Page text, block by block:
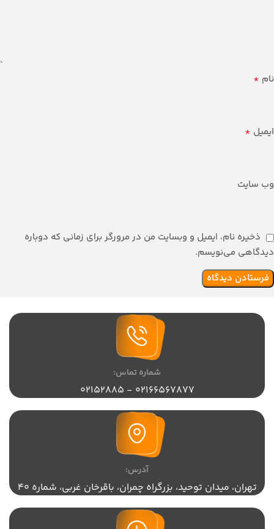
نام *
ایمیل *
وب‌ سایت
ذخیره نام، ایمیل و وبسایت من در مرورگر برای زمانی که دوباره
دیدگاهی می‌نویسم.
شماره تماس:
02166567877 - 02152885
آدرس:
تهران،‌ میدان توحید، بزرگراه چمران، باقرخان غربی، شماره 40